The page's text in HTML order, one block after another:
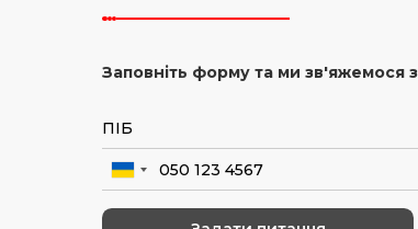
Заповніть форму та ми зв'яжемося